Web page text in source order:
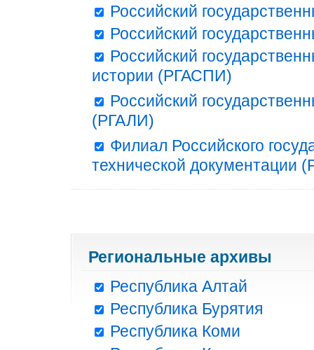
Российский
Российский
Российский
истории (РГАСПИ)
Российский
(РГАЛИ)
Филиал Российского
технической документации
Региональные архивы
Республика Алтай
Республика Бурятия
Республика Коми